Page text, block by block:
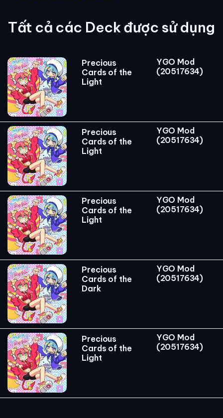
Tất cả các Deck được sử dụng
Precious
Cards of the
Light
YGO Mod
(20517634)
Precious
Cards of the
Light
YGO Mod
(20517634)
Precious
Cards of the
Light
YGO Mod
(20517634)
Precious
Cards of the
Dark
YGO Mod
(20517634)
Precious
Cards of the
Light
YGO Mod
(20517634)